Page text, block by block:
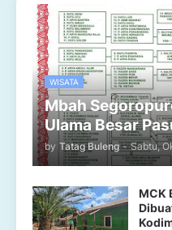
WISATA
Mbah
Ulama Besar
by Tatag Buleng - Sabtu,
MCK